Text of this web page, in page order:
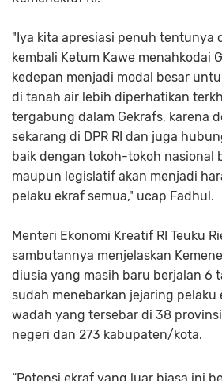
"Iya kita apresiasi penuh tentunya
kembali Ketum Kawe menahkodai
kedepan menjadi modal besar
di tanah air lebih diperhatikan
tergabung dalam Gekrafs, karena
sekarang di DPR RI dan juga
baik dengan tokoh-tokoh nasional
maupun legislatif akan menjadi
pelaku ekraf semua," ucap Fadhul.
Menteri Ekonomi Kreatif RI Teuku
sambutannya menjelaskan
diusia yang masih baru berjalan 6
sudah menebarkan jejaring pelaku
wadah yang tersebar di 38
negeri dan 273 kabupaten/kota.